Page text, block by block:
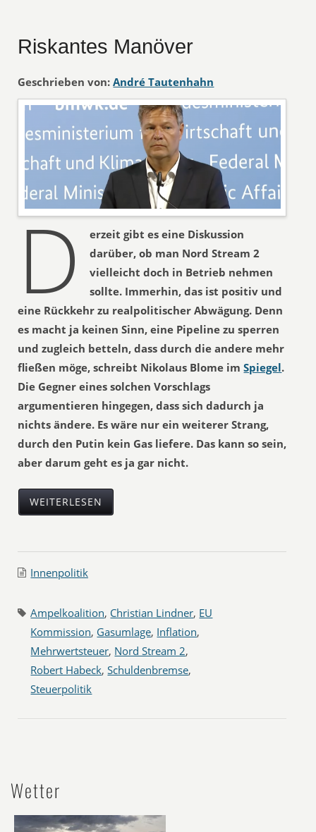
Riskantes Manöver
Geschrieben von: André Tautenhahn
D
erzeit gibt es eine Diskussion
darüber, ob man Nord Stream 2
vielleicht doch in Betrieb nehmen
sollte. Immerhin, das ist positiv und
eine Rückkehr zu realpolitischer Abwägung. Denn
es macht ja keinen Sinn, eine Pipeline zu sperren
und zugleich betteln, dass durch die andere mehr
fließen möge, schreibt Nikolaus Blome imSpiegel.
Die Gegner eines solchen Vorschlags
argumentieren hingegen, dass sich dadurch ja
nichts ändere. Es wäre nur ein weiterer Strang,
durch den Putin kein Gas liefere. Das kann so sein,
aber darum geht es ja gar nicht.
WEITERLESEN
Innenpolitik
Ampelkoalition, Christian Lindner, EU
Kommission, Gasumlage, Inflation,
Mehrwertsteuer, Nord Stream 2,
Robert Habeck,Schuldenbremse,
Steuerpolitik
Wetter